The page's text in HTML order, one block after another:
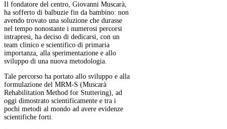
Il fondatore del centro, Giovanni Muscarà,
ha sofferto di balbuzie fin da bambino: non
avendo trovato una soluzione che durasse
nel tempo nonostante i numerosi percorsi
intrapresi, ha deciso di dedicarsi, con un
team clinico e scientifico di primaria
importanza, alla sperimentazione e allo
sviluppo di una nuova metodologia.
Tale percorso ha portato allo sviluppo e alla
formulazione del MRM-S (Muscarà
Rehabilitation Method for Stuttering), ad
oggi dimostrato scientificamente e tra i
pochi metodi al mondo ad avere evidenze
scientifiche forti.